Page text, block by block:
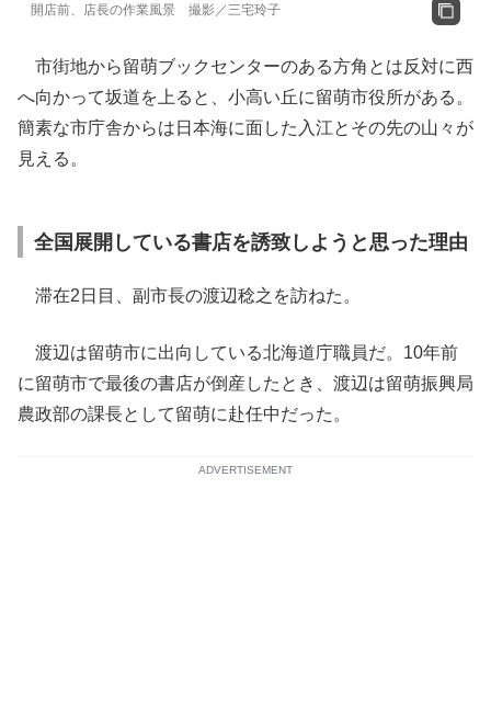
開店前、店長の作業風景 撮影／三宅玲子
市街地から留萌ブックセンターのある方角とは反対に西
へ向かって坂道を上ると、小高い丘に留萌市役所がある。
簡素な市庁舎からは日本海に面した入江とその先の山々が
見える。
全国展開している書店を誘致しようと思った理由
滞在2日目、副市長の渡辺稔之を訪ねた。
渡辺は留萌市に出向している北海道庁職員だ。10年前
に留萌市で最後の書店が倒産したとき、渡辺は留萌振興局
農政部の課長として留萌に赴任中だった。
ADVERTISEMENT